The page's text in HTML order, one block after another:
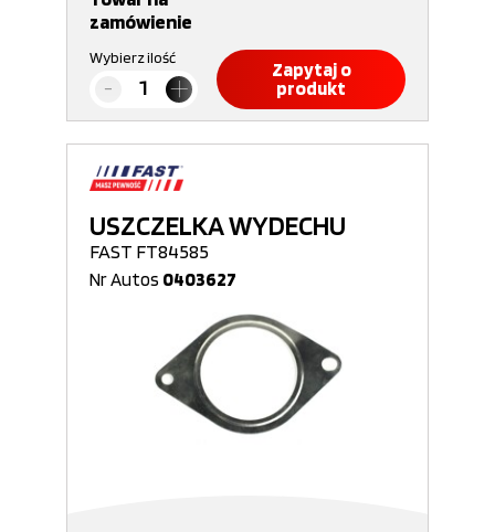
zamówienie
Wybierz ilość
Zapytaj o
produkt
USZCZELKA WYDECHU
FAST FT84585
Nr Autos 0403627